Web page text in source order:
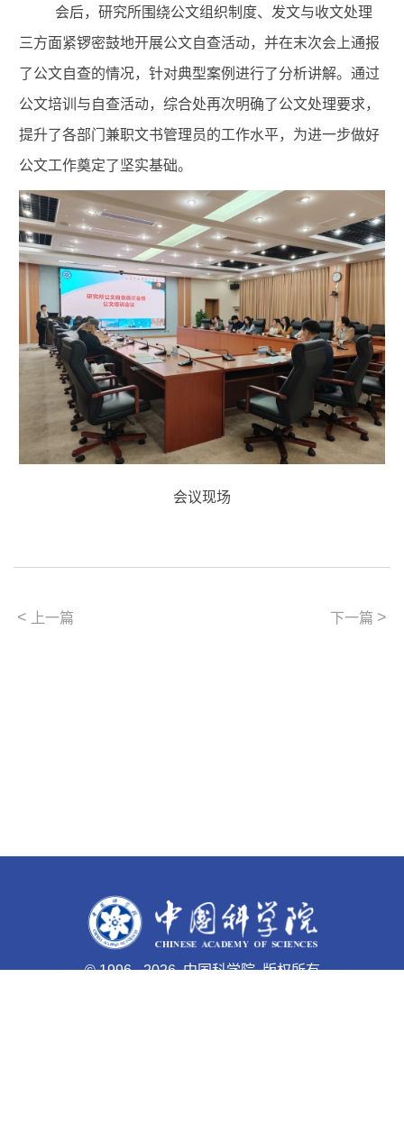
会后，研究所围绕公文组织制度、发文与收文处理
三方面紧锣密鼓地开展公文自查活动，并在末次会上通报
了公文自查的情况，针对典型案例进行了分析讲解。通过
公文培训与自查活动，综合处再次明确了公文处理要求，
提升了各部门兼职文书管理员的工作水平，为进一步做好
公文工作奠定了坚实基础。
会议现场
< 上一篇 下一篇 >
© 1996 -2026 中国科学院 版权所有